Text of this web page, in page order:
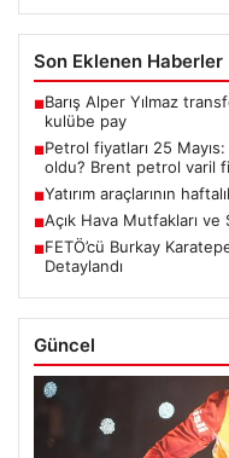
Son Eklenen Haberler
■Barış Alper Yılmaz
kulübe pay
■Petrol fiyatları 25
oldu? Brent petrol varil
■Yatırım araçlarının
■Açık Hava Mutfakları ve
■FETÖ’cü Burkay
Detaylandı
Güncel